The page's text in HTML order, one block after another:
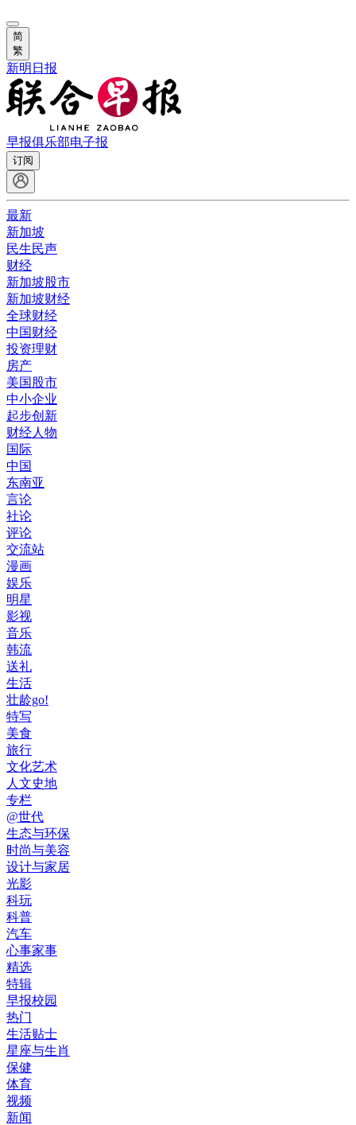
简
繁
新明日报
早报俱乐部电子报
订阅
最新
新加坡
民生民声
财经
新加坡股市
新加坡财经
全球财经
中国财经
投资理财
房产
美国股市
中小企业
起步创新
财经人物
国际
中国
东南亚
言论
社论
评论
交流站
漫画
娱乐
明星
影视
音乐
韩流
送礼
生活
壮龄go!
特写
美食
旅行
文化艺术
人文史地
专栏
@世代
生态与环保
时尚与美容
设计与家居
光影
科玩
科普
汽车
心事家事
精选
特辑
早报校园
热门
生活贴士
星座与生肖
保健
体育
视频
新闻